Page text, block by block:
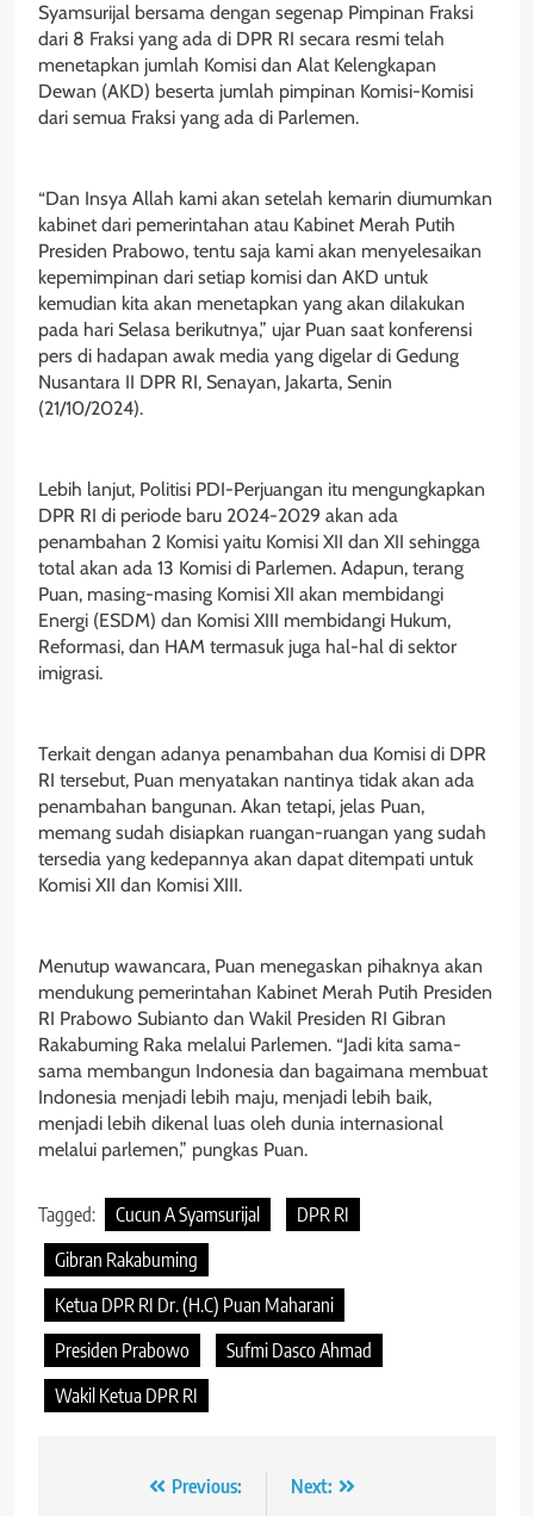
Syamsurijal bersama dengan segenap Pimpinan Fraksi
dari 8 Fraksi yang ada di DPR RI secara resmi telah
menetapkan jumlah Komisi dan Alat Kelengkapan
Dewan (AKD) beserta jumlah pimpinan Komisi-Komisi
dari semua Fraksi yang ada di Parlemen.
“Dan Insya Allah kami akan setelah kemarin diumumkan
kabinet dari pemerintahan atau Kabinet Merah Putih
Presiden Prabowo, tentu saja kami akan menyelesaikan
kepemimpinan dari setiap komisi dan AKD untuk
kemudian kita akan menetapkan yang akan dilakukan
pada hari Selasa berikutnya,” ujar Puan saat konferensi
pers di hadapan awak media yang digelar di Gedung
Nusantara II DPR RI, Senayan, Jakarta, Senin
(21/10/2024).
Lebih lanjut, Politisi PDI-Perjuangan itu mengungkapkan
DPR RI di periode baru 2024-2029 akan ada
penambahan 2 Komisi yaitu Komisi XII dan XII sehingga
total akan ada 13 Komisi di Parlemen. Adapun, terang
Puan, masing-masing Komisi XII akan membidangi
Energi (ESDM) dan Komisi XIII membidangi Hukum,
Reformasi, dan HAM termasuk juga hal-hal di sektor
imigrasi.
Terkait dengan adanya penambahan dua Komisi di DPR
RI tersebut, Puan menyatakan nantinya tidak akan ada
penambahan bangunan. Akan tetapi, jelas Puan,
memang sudah disiapkan ruangan-ruangan yang sudah
tersedia yang kedepannya akan dapat ditempati untuk
Komisi XII dan Komisi XIII.
Menutup wawancara, Puan menegaskan pihaknya akan
mendukung pemerintahan Kabinet Merah Putih Presiden
RI Prabowo Subianto dan Wakil Presiden RI Gibran
Rakabuming Raka melalui Parlemen. “Jadi kita sama-
sama membangun Indonesia dan bagaimana membuat
Indonesia menjadi lebih maju, menjadi lebih baik,
menjadi lebih dikenal luas oleh dunia internasional
melalui parlemen,” pungkas Puan.
Tagged: Cucun A Syamsurijal
DPR RI
Gibran Rakabuming
Ketua DPR RI Dr. (H.C) Puan Maharani
Presiden Prabowo
Sufmi Dasco Ahmad
Wakil Ketua DPR RI
Navigasi Previous:
Next: